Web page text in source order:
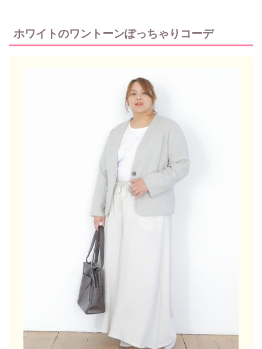
ホワイトのワントーンぽっちゃりコーデ